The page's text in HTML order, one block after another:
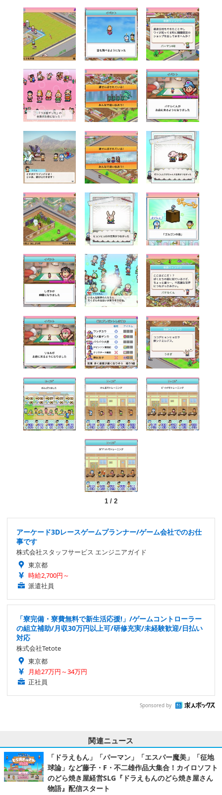
1/ 2
アーケード3Dレースゲームプランナー/ゲーム会社でのお仕
事です
株式会社スタッフサービス エンジニアガイド
東京都
時給2,700円～
派遣社員
「寮完備・寮費無料で新生活応援!」/ゲームコントローラー
の組立補助/月収30万円以上可/研修充実/未経験歓迎/日払い
対応
株式会社Tetote
東京都
月給27万円～34万円
正社員
Sponsored by
関連ニュース
「ドラえもん」「パーマン」「エスパー魔美」「征地
球論」など藤子・F・不二雄作品大集合！カイロソフト
のどら焼き屋経営SLG『ドラえもんのどら焼き屋さん
物語』配信スタート